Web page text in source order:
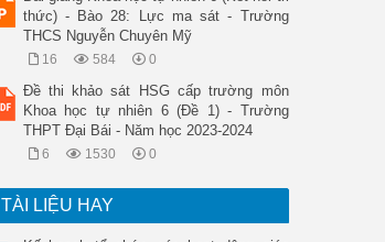
thức) - Bào 28: Lực ma sát - Trường
THCS Nguyễn Chuyên Mỹ
16 584 0
Đề thi khảo sát HSG cấp trường môn
Khoa học tự nhiên 6 (Đề 1) - Trường
THPT Đại Bái - Năm học 2023-2024
6 1530 0
TÀI LIỆU HAY